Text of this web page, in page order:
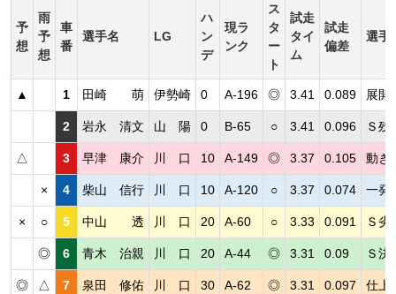
予
想
雨
予
想
車
番
選手名 LG
ハ
ン
デ
現ラ
ンク
ス
タ
ー
ト
試走
タイ
ム
試走
偏差
選手
▲ 1 田崎 萌 伊勢崎 0 A-196 ◎ 3.41 0.089 展開
2 岩永 清文 山 陽 0 B-65 ○ 3.41 0.096 Ｓ残
△ 3 早津 康介 川 口 10 A-149 ◎ 3.37 0.105 動き
× 4 柴山 信行 川 口 10 A-120 ○ 3.37 0.074 一発
× ○ 5 中山 透 川 口 20 A-60 ○ 3.33 0.091 Ｓ劣
◎ 6 青木 治親 川 口 20 A-44 ◎ 3.31 0.09 Ｓ決
◎ △ 7 泉田 修佑 川 口 30 A-62 ◎ 3.31 0.097 仕上